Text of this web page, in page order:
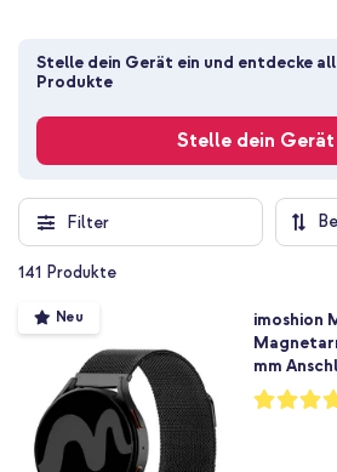
Stelle dein Gerät ein und entdecke
Produkte
Stelle dein Gerät
Filter
141 Produkte
Neu
imoshion
mm
Bewertung:
93%